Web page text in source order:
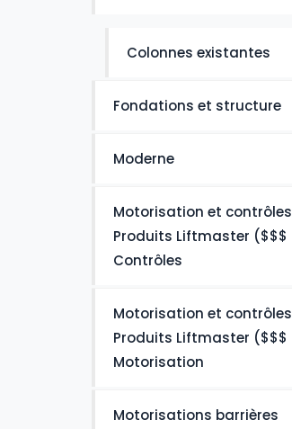
Colonnes existantes
Fondations et structure
Moderne
Motorisation et contrôles
Produits Liftmaster ($$$
Contrôles
Motorisation et contrôles
Produits Liftmaster ($$$
Motorisation
Motorisations barrières